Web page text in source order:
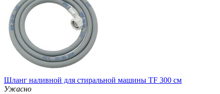
Шланг наливной для стиральной машины TF 300 см
Ужасно